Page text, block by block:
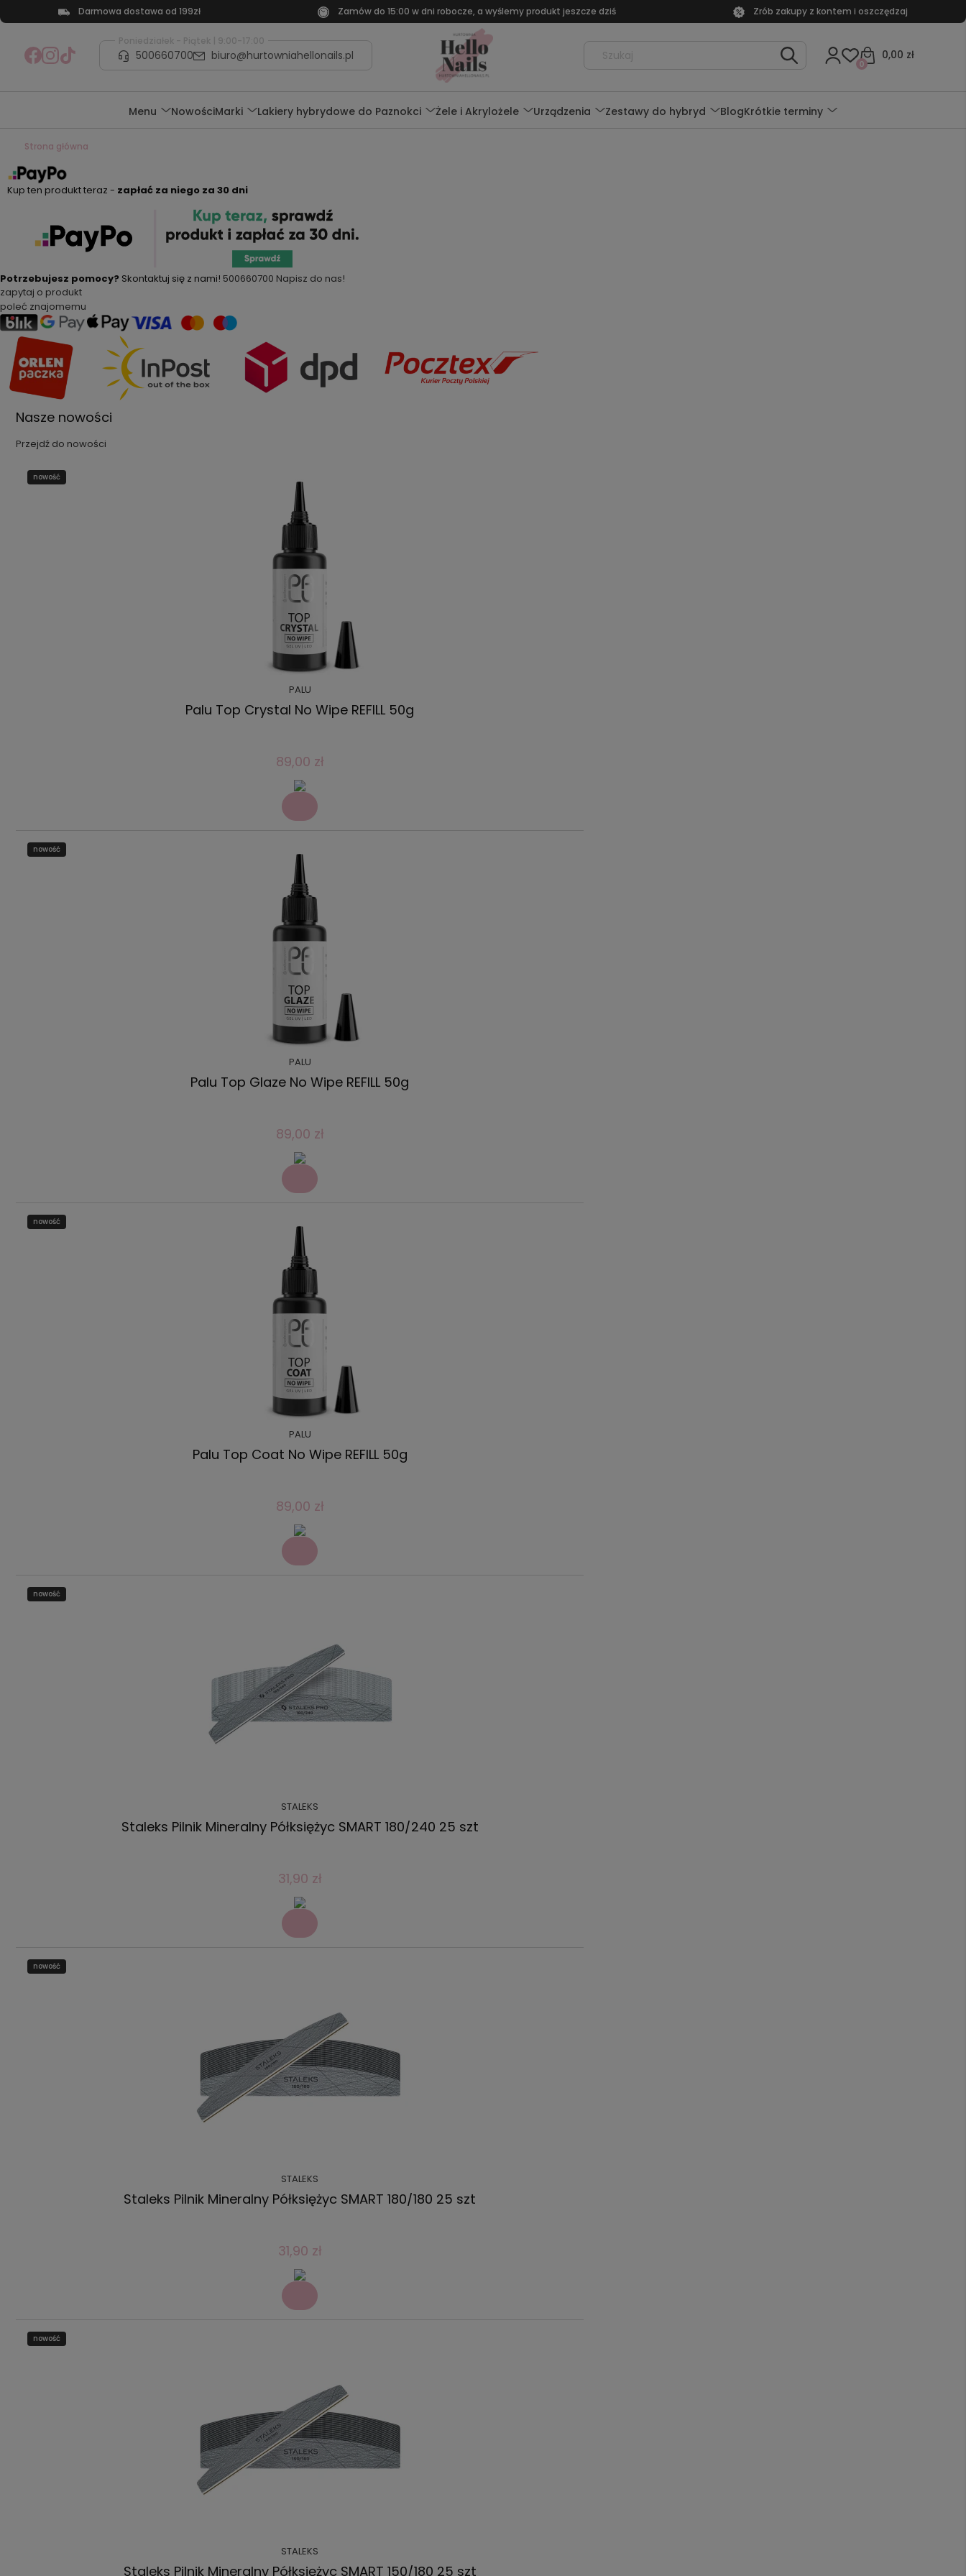
Darmowa dostawa od 199zł Zamów do 15:00 w dni robocze, a wyślemy produkt jeszcze dziś Zrób zakupy z kontem i oszczędzaj
Poniedziałek - Piątek | 9:00-17:00
500660700 biuro@hurtowniahellonails.pl 0,00 zł
0
Menu NowościMarki Lakiery hybrydowe do Paznokci Żele i Akrylożele Urządzenia Zestawy do hybryd BlogKrótkie terminy
Strona główna
Kup ten produkt teraz - zapłać za niego za 30 dni
Potrzebujesz pomocy? Skontaktuj się z nami! 500660700 Napisz do nas!
zapytaj o produkt
poleć znajomemu
Nasze nowości
Przejdź do nowości
PALU
Palu Top Crystal No Wipe REFILL 50g
89,00 zł
nowość
PALU
Palu Top Glaze No Wipe REFILL 50g
89,00 zł
nowość
PALU
Palu Top Coat No Wipe REFILL 50g
89,00 zł
nowość
STALEKS
Staleks Pilnik Mineralny Półksiężyc SMART 180/240 25 szt
31,90 zł
nowość
STALEKS
Staleks Pilnik Mineralny Półksiężyc SMART 180/180 25 szt
31,90 zł
nowość
STALEKS
Staleks Pilnik Mineralny Półksiężyc SMART 150/180 25 szt
nowość